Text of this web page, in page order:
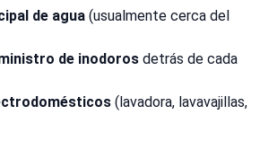
de agua (usualmente cerca del
de inodoros detrás de cada
(lavadora, lavavajillas,